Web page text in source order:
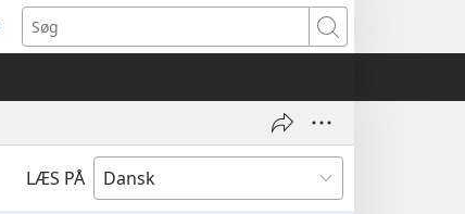
Søg
LÆS PÅ